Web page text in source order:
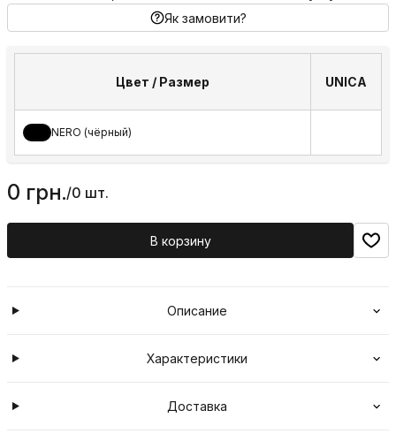
Як замовити?
Цвет / Размер UNICA
NERO (чёрный)
0 грн./0 шт.
В корзину
Описание
Характеристики
Доставка